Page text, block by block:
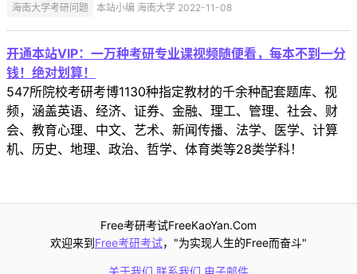
海南大学考研问题 本站小编 海南大学 2022-11-08
开通本站VIP：一万种考研专业课视频随便看，每本不到一分
钱！绝对划算！
547所院校考研考博1130种指定教材的千余种配套题库、视
频，涵盖英语、经济、证券、金融、理工、管理、社会、财
会、教育心理、中文、艺术、新闻传播、法学、医学、计算
机、历史、地理、政治、哲学、体育类等28类学科！
Free考研考试FreeKaoYan.Com
欢迎来到Free考研考试，"为实现人生的Free而奋斗"
关于我们 联系我们 电子邮件